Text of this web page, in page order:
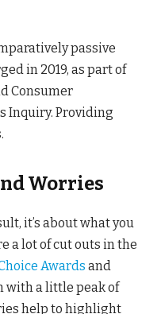
passive
in 2019, as part of
Consumer
Inquiry. Providing
Worries
it’s about what you
a lot of cut outs in the
Awards and
with a little peak of
help to highlight